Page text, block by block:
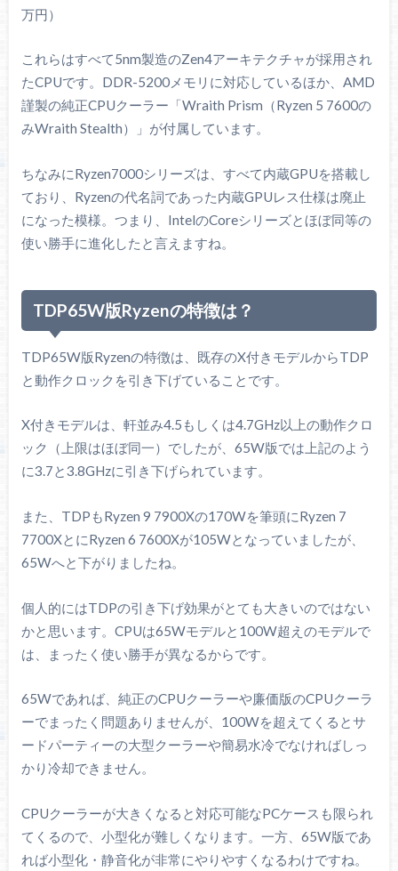
万円）
これらはすべて5nm製造のZen4アーキテクチャが採用され
たCPUです。DDR-5200メモリに対応しているほか、AMD
謹製の純正CPUクーラー「Wraith Prism（Ryzen 5 7600の
みWraith Stealth）」が付属しています。
ちなみにRyzen7000シリーズは、すべて内蔵GPUを搭載し
ており、Ryzenの代名詞であった内蔵GPUレス仕様は廃止
になった模様。つまり、IntelのCoreシリーズとほぼ同等の
使い勝手に進化したと言えますね。
TDP65W版Ryzenの特徴は？
TDP65W版Ryzenの特徴は、既存のX付きモデルからTDP
と動作クロックを引き下げていることです。
X付きモデルは、軒並み4.5もしくは4.7GHz以上の動作クロ
ック（上限はほぼ同一）でしたが、65W版では上記のよう
に3.7と3.8GHzに引き下げられています。
また、TDPもRyzen 9 7900Xの170Wを筆頭にRyzen 7
7700XとにRyzen 6 7600Xが105Wとなっていましたが、
65Wへと下がりましたね。
個人的にはTDPの引き下げ効果がとても大きいのではない
かと思います。CPUは65Wモデルと100W超えのモデルで
は、まったく使い勝手が異なるからです。
65Wであれば、純正のCPUクーラーや廉価版のCPUクーラ
ーでまったく問題ありませんが、100Wを超えてくるとサ
ードパーティーの大型クーラーや簡易水冷でなければしっ
かり冷却できません。
CPUクーラーが大きくなると対応可能なPCケースも限られ
てくるので、小型化が難しくなります。一方、65W版であ
れば小型化・静音化が非常にやりやすくなるわけですね。